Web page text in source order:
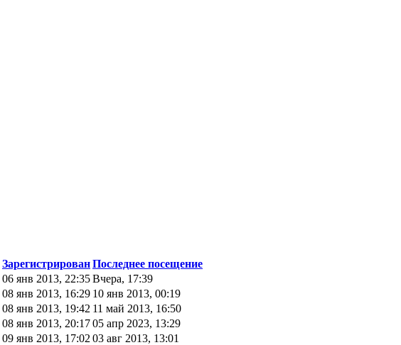
ЗарегистрированПоследнее посещение
06 янв 2013, 22:35Вчера, 17:39
08 янв 2013, 16:29 10 янв 2013, 00:19
08 янв 2013, 19:42 11 май 2013, 16:50
08 янв 2013, 20:1705 апр 2023, 13:29
09 янв 2013, 17:02 03 авг 2013, 13:01